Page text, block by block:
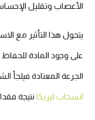
الأعصاب وتقليل
يتحول هذا التأثير مع
على وجود المادة
الجرعة المعتادة فيلجأ
انسحاب ليريكا نتيجة